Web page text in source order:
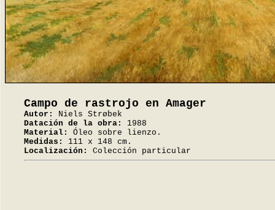
Campo de rastrojo en Amager
Autor:
Niels Strøbek
Datación de la obra:
1988
Material:
Óleo sobre lienzo.
Medidas:
111 x 148 cm.
Localización:
Colección particular